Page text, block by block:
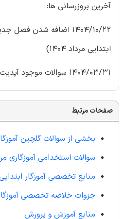
آخرین بروزرسانی ها:
1404/10/22 اضافه شدن
ابتدایی مرداد 1404)
1404/03/31 سوالات موجود آپدیت شد.
صفحات مرتبط
بخشی از سوالات گلچین
سوالات استخدامی آموزگاری مرداد
منابع تخصصی آموزگار
جزوات خلاصه تخصصی
منابع آموزش و پرورش